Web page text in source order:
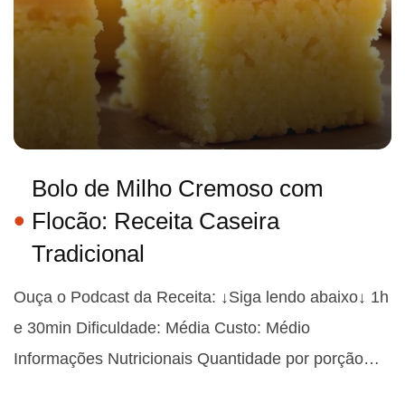
Bolo de Milho Cremoso com
Flocão: Receita Caseira
Tradicional
Ouça o Podcast da Receita: ↓Siga lendo abaixo↓ 1h
e 30min Dificuldade: Média Custo: Médio
Informações Nutricionais Quantidade por porção…